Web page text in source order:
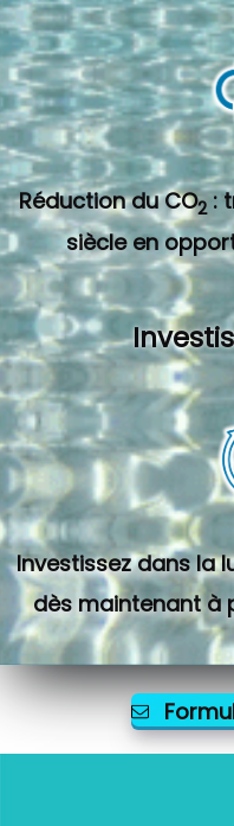
Réduction du CO2 :
siècle en
Investissez dans la
dès maintenant à